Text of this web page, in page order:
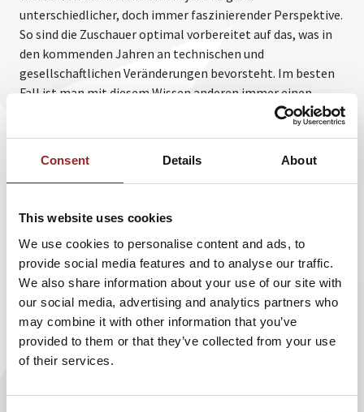
Consent Details About
This website uses cookies
We use cookies to personalise content and ads, to
provide social media features and to analyse our traffic.
We also share information about your use of our site with
our social media, advertising and analytics partners who
may combine it with other information that you’ve
provided to them or that they’ve collected from your use
of their services.
unterschiedlicher, doch immer faszinierender Perspektive.
So sind die Zuschauer optimal vorbereitet auf das, was in
den kommenden Jahren an technischen und
gesellschaftlichen Veränderungen bevorsteht. Im besten
Fall ist man mit diesem Wissen anderen immer einen
Schritt voraus – egal ob es um Politik, Gesundheit oder
Gleich zu Beginn der Vortragsreihe von „Augsburger
Allgemeine WISSEN“ am 25. September wartet auf das
besonderes Rhetoriktalent: Vollblutpolitiker Wolfgang
Bosbach ist nicht nur für seine eindringlichen Reden im
Bundestag und klaren Worte in Polit-Talkshows bekannt,
sondern auch erfahrener Vortragsredner. Ihm gelingt es,
die komplexe Politik greifbar zu machen und aufzuzeigen,
in welche Richtung sie sich in Zukunft entwickeln sollte.
In den kommenden Monaten geben dann weitere 5 Sterne